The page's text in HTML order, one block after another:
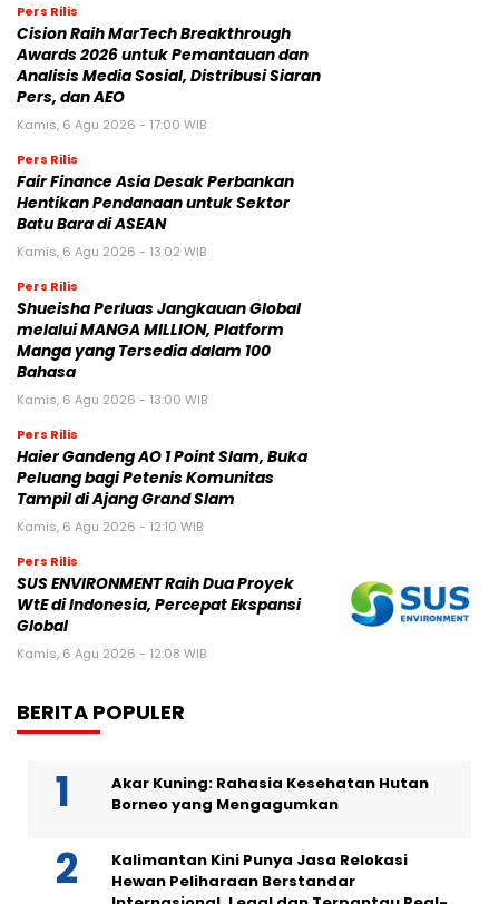
Pers Rilis
Cision Raih MarTech Breakthrough
Awards 2026 untuk Pemantauan dan
Analisis Media Sosial, Distribusi Siaran
Pers, dan AEO
Kamis, 6 Agu 2026 - 17:00 WIB
Pers Rilis
Fair Finance Asia Desak Perbankan
Hentikan Pendanaan untuk Sektor
Batu Bara di ASEAN
Kamis, 6 Agu 2026 - 13:02 WIB
Pers Rilis
Shueisha Perluas Jangkauan Global
melalui MANGA MILLION, Platform
Manga yang Tersedia dalam 100
Bahasa
Kamis, 6 Agu 2026 - 13:00 WIB
Pers Rilis
Haier Gandeng AO 1 Point Slam, Buka
Peluang bagi Petenis Komunitas
Tampil di Ajang Grand Slam
Kamis, 6 Agu 2026 - 12:10 WIB
Pers Rilis
SUS ENVIRONMENT Raih Dua Proyek
WtE di Indonesia, Percepat Ekspansi
Global
Kamis, 6 Agu 2026 - 12:08 WIB
BERITA POPULER
Akar Kuning: Rahasia Kesehatan Hutan
Borneo yang Mengagumkan
Kalimantan Kini Punya Jasa Relokasi
Hewan Peliharaan Berstandar